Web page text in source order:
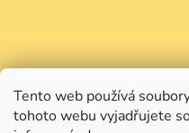
Tento web používá
tohoto webu vyjadřujete